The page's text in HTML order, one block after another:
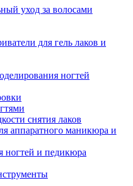
уход за волосами
для гель лаков и
ногтей
снятия лаков
аппаратного маникюра и
ногтей и педикюра